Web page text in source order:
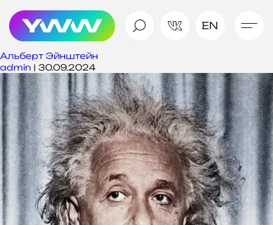
EN
Альберт Эйнштейн
admin | 30.09.2024